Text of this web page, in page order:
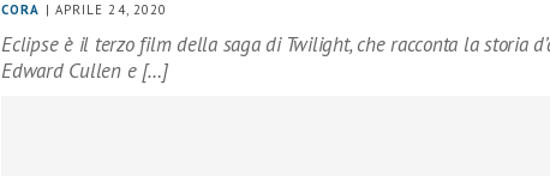
CORA | APRILE 24, 2020
Eclipse è il terzo film della saga di Twilight, che racconta la storia
Edward Cullen e […]